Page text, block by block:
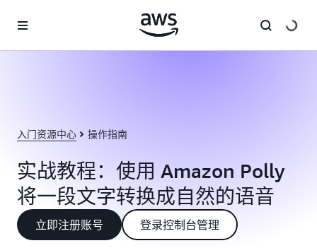
入门资源中心 操作指南
实战教程：使用 Amazon Polly
将一段文字转换成自然的语音
立即注册账号 登录控制台管理